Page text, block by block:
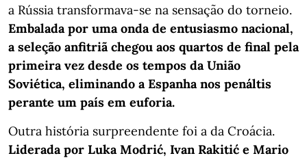
a Rússia transformava-se na sensação do torneio.
Embalada por uma onda de entusiasmo nacional,
a seleção anfitriã chegou aos quartos de final pela
primeira vez desde os tempos da União
Soviética, eliminando a Espanha nos penáltis
perante um país em euforia.
Outra história surpreendente foi a da Croácia.
Liderada por Luka Modrić, Ivan Rakitić e Mario